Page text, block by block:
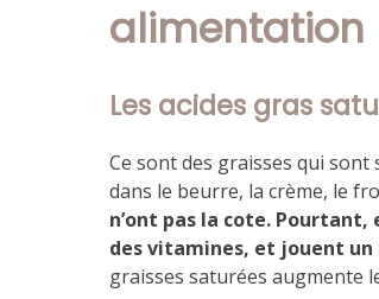
alimentation
Les acides gras
Ce sont des graisses qui
dans le beurre, la crème, le
n’ont pas la cote.
des vitamines, et jouent un
graisses saturées augmente